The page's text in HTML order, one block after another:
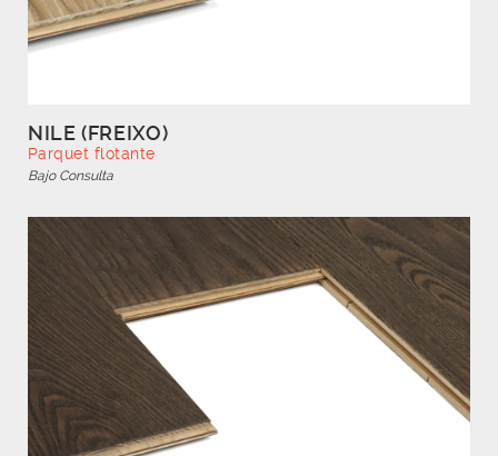
NILE (FREIXO)
Parquet flotante
Bajo Consulta